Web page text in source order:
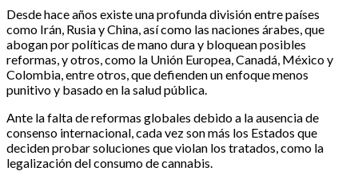
Desde hace años existe una profunda división entre países
como Irán, Rusia y China, así como las naciones árabes, que
abogan por políticas de mano dura y bloquean posibles
reformas, y otros, como la Unión Europea, Canadá, México y
Colombia, entre otros, que defienden un enfoque menos
punitivo y basado en la salud pública.
Ante la falta de reformas globales debido a la ausencia de
consenso internacional, cada vez son más los Estados que
deciden probar soluciones que violan los tratados, como la
legalización del consumo de cannabis.